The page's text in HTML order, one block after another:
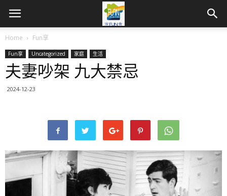
Home Fun享
Fun享 Uncategorized 家庭 生活
夫妻吵架 九大禁忌
2024-12-23